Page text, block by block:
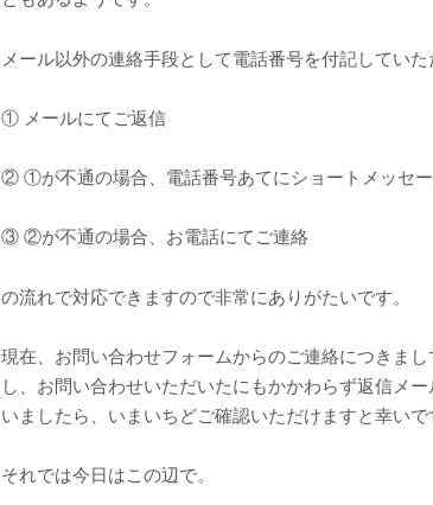
メール以外の連絡手段として電話番号を付記していた
① メールにてご返信
② ①が不通の場合、電話番号あてにショートメッセ
③ ②が不通の場合、お電話にてご連絡
の流れで対応できますので非常にありがたいです。
現在、お問い合わせフォームからのご連絡につきま
し、お問い合わせいただいたにもかかわらず返信メ
いましたら、いまいちどご確認いただけますと幸いで
それでは今日はこの辺で。